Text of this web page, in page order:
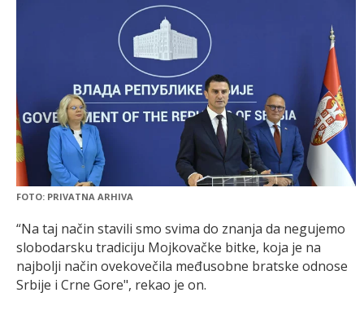
FOTO: PRIVATNA ARHIVA
“Na taj način stavili smo svima do znanja da negujemo
slobodarsku tradiciju Mojkovačke bitke, koja je na
najbolji način ovekovečila međusobne bratske odnose
Srbije i Crne Gore", rekao je on.